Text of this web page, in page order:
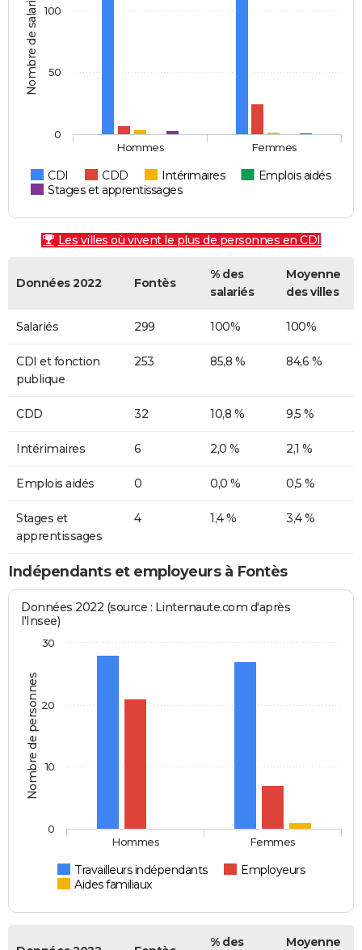
Nombre de salariés
CDI CDD Intérimaires
Emplois aidés
Stages et apprentissages
Hommes Femmes
0
50
100
Les villes où vivent le plus de personnes en CDI
Données 2022 Fontès
% des
salariés
Moyenne
des villes
Salariés 299 100% 100%
CDI et fonction
publique
253 85,8 % 84,6 %
CDD 32 10,8 % 9,5 %
Intérimaires 6 2,0 % 2,1 %
Emplois aidés 0 0,0 % 0,5 %
Stages et
apprentissages
4 1,4 % 3,4 %
Indépendants et employeurs à Fontès
Nombre de personnes
Données 2022 (source : Linternaute.com d'après
l'Insee)
Travailleurs indépendants
Employeurs
Aides familiaux
Hommes Femmes
0
10
20
30
% des Moyenne